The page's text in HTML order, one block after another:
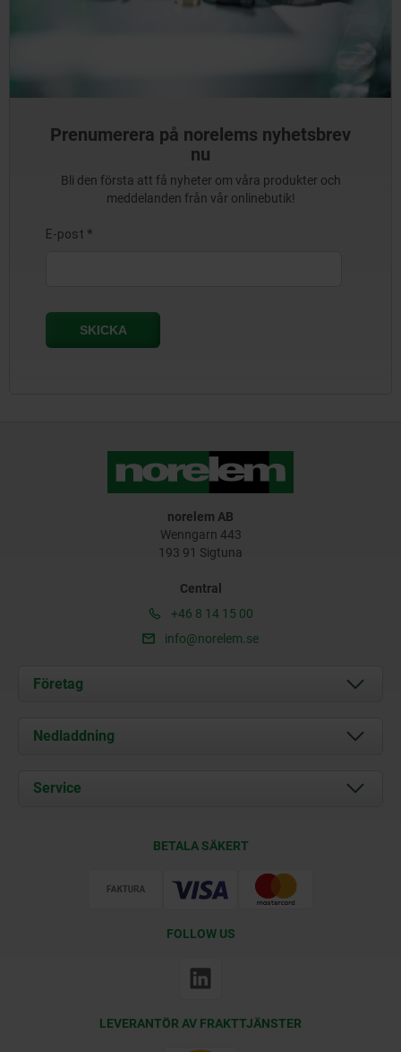
Prenumerera på norelems nyhetsbrev
nu
Bli den första att få nyheter om våra produkter och
meddelanden från vår onlinebutik!
norelem AB
Wenngarn 443
193 91 Sigtuna
Central
+46 8 14 15 00
info@norelem.se
Företag
Om oss
Kontakt
Nedladdning
Documents
Service
BETALA SÄKERT
FOLLOW US
LEVERANTÖR AV FRAKTTJÄNSTER